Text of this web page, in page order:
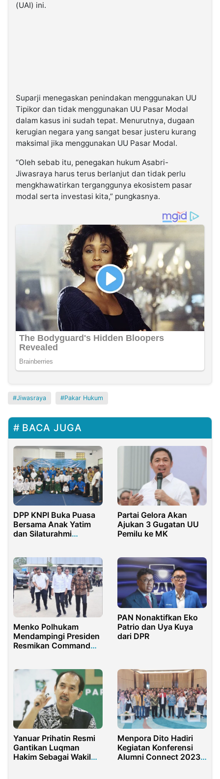
(UAI) ini.
Suparji menegaskan penindakan menggunakan UU
Tipikor dan tidak menggunakan UU Pasar Modal
dalam kasus ini sudah tepat. Menurutnya, dugaan
kerugian negara yang sangat besar justeru kurang
maksimal jika menggunakan UU Pasar Modal.
“Oleh sebab itu, penegakan hukum Asabri-
Jiwasraya harus terus berlanjut dan tidak perlu
mengkhawatirkan terganggunya ekosistem pasar
modal serta investasi kita,” pungkasnya.
Jiwasraya Pakar Hukum
BACA JUGA
DPP KNPI Buka Puasa
Bersama Anak Yatim
dan Silaturahmi
Partai Gelora Akan
Ajukan 3 Gugatan UU
Pemilu ke MK
Menko Polhukam
Mendampingi Presiden
Resmikan Command
PAN Nonaktifkan Eko
Patrio dan Uya Kuya
dari DPR
Yanuar Prihatin Resmi
Gantikan Luqman
Hakim Sebagai Wakil
Menpora Dito Hadiri
Kegiatan Konferensi
Alumni Connect 2023